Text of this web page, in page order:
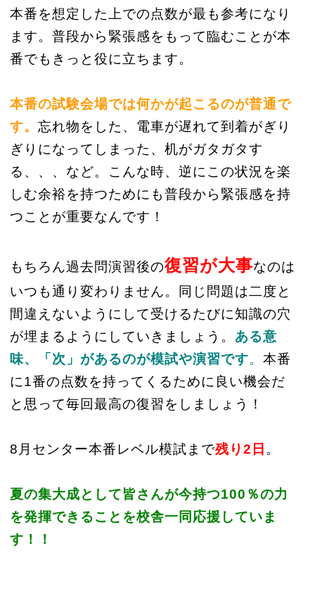
本番を想定した上での点数が最も参考になり
ます。普段から緊張感をもって臨むことが本
番でもきっと役に立ちます。
本番の試験会場では何かが起こるのが普通で
す。 忘れ物をした、電車が遅れて到着がぎり
ぎりになってしまった、机がガタガタす
る、、、など。こんな時、逆にこの状況を楽
しむ余裕を持つためにも普段から緊張感を持
つことが重要なんです！
もちろん過去問演習後の復習が大事なのは
いつも通り変わりません。同じ問題は二度と
間違えないようにして受けるたびに知識の穴
が埋まるようにしていきましょう。 ある意
味、「次」があるのが模試や演習です。 本番
に1番の点数を持ってくるために良い機会だ
と思って毎回最高の復習をしましょう！
8月センター本番レベル模試まで残り2日 。
夏の集大成として皆さんが今持つ100％の力
を発揮できることを校舎一同応援していま
す！！